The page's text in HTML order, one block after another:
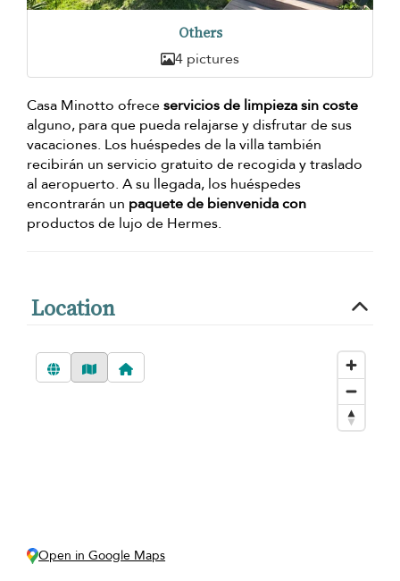
Others
4 pictures
Casa Minotto ofreceservicios de limpieza sin coste
alguno, para que pueda relajarse y disfrutar de sus
vacaciones. Los huéspedes de la villa también
recibirán un servicio gratuito de recogida y traslado
al aeropuerto. A su llegada, los huéspedes
encontrarán un paquete de bienvenida con
productos de lujo de Hermes.
Location
Open in Google Maps